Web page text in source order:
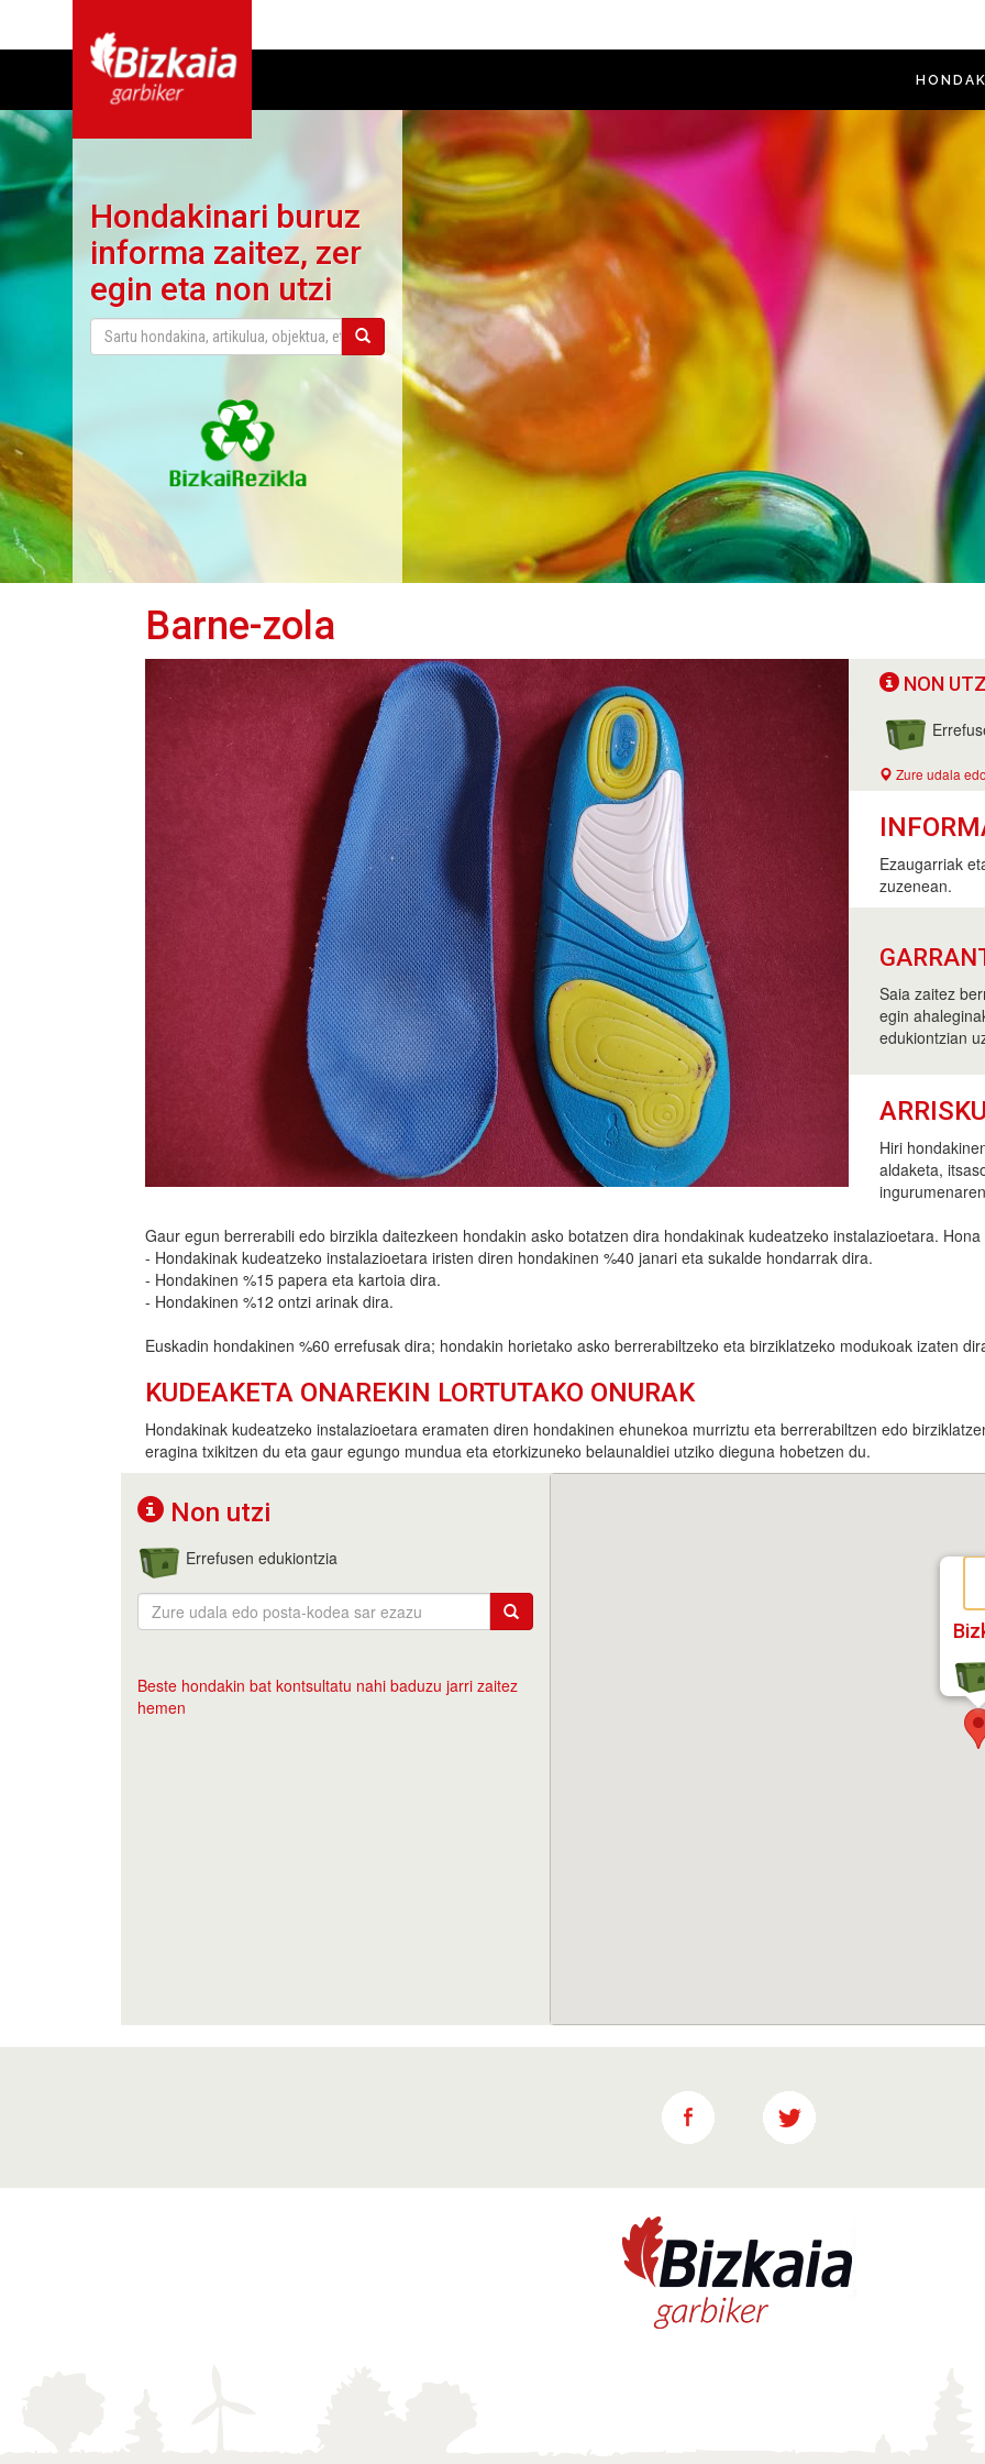
Hondakinari buruz
informa zaitez, zer
egin eta non utzi
Barne-zola
NON
Zure udala
Ezaugarriak
zuzenean.
Saia zaitez
egin
edukiontzian
Hiri
aldaketa,
Gaur egun berrerabili edo birzikla daitezkeen hondakin asko botatzen dira hondakinak kudeatzeko instalazioetara.
- Hondakinak kudeatzeko instalazioetara iristen diren hondakinen %40 janari eta sukalde hondarrak dira.
- Hondakinen %15 papera eta kartoia dira.
- Hondakinen %12 ontzi arinak dira.
Euskadin hondakinen %60 errefusak dira; hondakin horietako asko berrerabiltzeko eta birziklatzeko modukoak izaten
KUDEAKETA ONAREKIN LORTUTAKO ONURAK
Hondakinak kudeatzeko instalazioetara eramaten diren hondakinen ehunekoa murriztu eta berrerabiltzen edo
eragina txikitzen du eta gaur egungo mundua eta etorkizuneko belaunaldiei utziko dieguna hobetzen du.
Non utzi
Errefusen edukiontzia
Beste hondakin bat kontsultatu nahi baduzu jarri zaitez
hemen